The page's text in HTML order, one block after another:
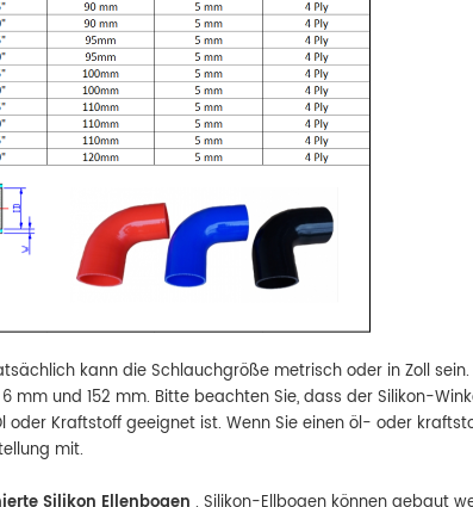
kann die Schlauchgröße metrisch oder in Zoll
6 mm und 152 mm. Bitte beachten Sie, dass der Silikon-
Kraftstoff geeignet ist. Wenn Sie einen öl- oder
mit.